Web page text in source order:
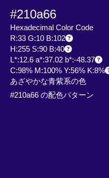
#210a66
Hexadecimal Color Code
R:33 G:10 B:102
H:255 S:90 B:40
L*:12.6 a*:37.02 b*:-48.37
C:98% M:100% Y:56% K:8%
あざやかな青紫系の色
#210a66 の配色パターン